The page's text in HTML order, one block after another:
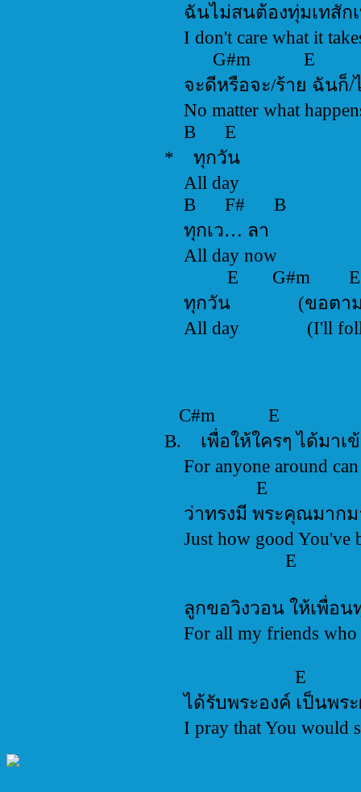
ฉันไม่สนต้องทุ่มเท
I don't care what it
G#m
จะดีหรือจะ/ร้าย ฉั
No matter what
B
* ทุก
All
B
ทุกเว…
All day
E
ทุกวัน (ข
All day
C#m
B. เพื่อให้ใค
For anyone
E
ว่าทรงมี พ
Just how
E
ลูกขอวิงวอ
For all my
ได้รับพระอ
I pray that You would